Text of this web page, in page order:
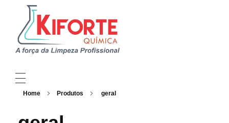
QUEM SOMOS
Home Produtos geral